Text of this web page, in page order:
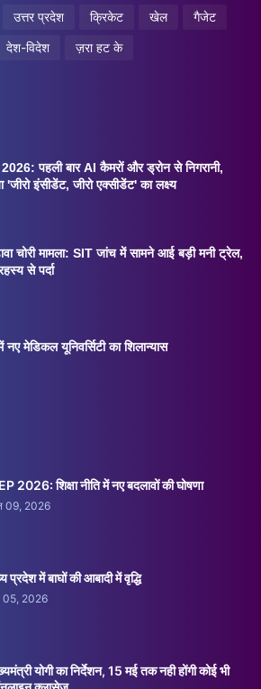
उत्तर प्रदेश क्रिकेट खेल
गैजेट
देश-विदेश ज़रा हट के
2026: पहली बार AI कैमरों और ड्रोन से निगरानी,
'जीरो इंसीडेंट, जीरो एक्सीडेंट' का लक्ष्य
चोरी मामला: SIT जांच में सामने आई बड़ी मनी ट्रेल,
से पर्दा
नए मेडिकल यूनिवर्सिटी का शिलान्यास
2026: शिक्षा नीति में नए बदलावों की घोषणा
09, 2026
प्रदेश में बाघों की आबादी में वृद्धि
05, 2026
योगी का निर्देशन, 15 मई तक नही होंगी कोई भी